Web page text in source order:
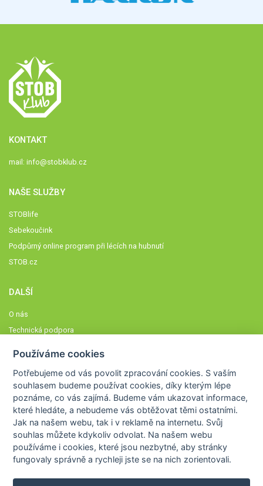
KONTAKT
mail: info@stobklub.cz
NAŠE SLUŽBY
STOBlife
Sebekoučink
Podpůrný online program při lécích na hubnutí
STOB.cz
DALŠÍ
O nás
Technická podpora
Členové STOBklubu
Zásady nakládání s osobními údaji
Otestujte se
Spočítejte si
Výzva 52
Používáme cookies
Potřebujeme od vás povolit zpracování cookies. S vaším
souhlasem budeme používat cookies, díky kterým lépe
poznáme,co vás zajímá. Budeme vám ukazovat informace,
které hledáte, a nebudeme vás obtěžovat těmi ostatními.
Jak na našem webu, tak i v reklamě na internetu. Svůj
souhlas můžete kdykoliv odvolat. Na našem webu
používáme i cookies, které jsou nezbytné, aby stránky
fungovaly správně a rychleji jste se na nich zorientovali.